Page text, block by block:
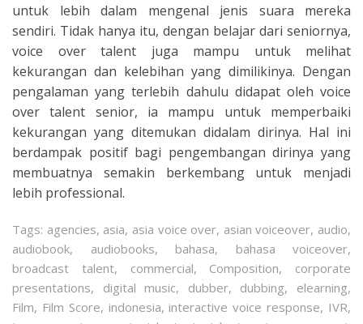
untuk lebih dalam mengenal jenis suara mereka
sendiri. Tidak hanya itu, dengan belajar dari seniornya,
voice over talent juga mampu untuk melihat
kekurangan dan kelebihan yang dimilikinya. Dengan
pengalaman yang terlebih dahulu didapat oleh voice
over talent senior, ia mampu untuk memperbaiki
kekurangan yang ditemukan didalam dirinya. Hal ini
berdampak positif bagi pengembangan dirinya yang
membuatnya semakin berkembang untuk menjadi
lebih professional.
Tags: agencies, asia, asia voice over, asian voiceover, audio,
audiobook, audiobooks, bahasa, bahasa voiceover,
broadcast talent, commercial, Composition, corporate
presentations, digital music, dubber, dubbing, elearning,
Film, Film Score, indonesia, interactive voice response, IVR,